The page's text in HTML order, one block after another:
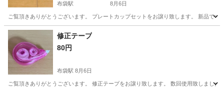
布袋駅 8月6日
ご覧頂きありがとうございます。 プレートカップセットをお譲り致します。 新品
愛知 江南市 布袋駅
修正テープ
80円
布袋駅 8月6日
ご覧頂きありがとうございます。 修正テープをお譲り致します。 数回使用致しまし